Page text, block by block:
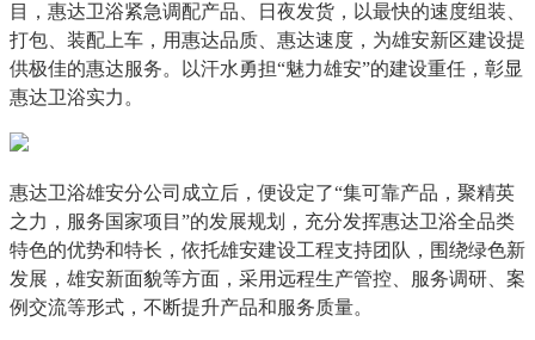
目，惠达卫浴紧急调配产品、日夜发货，以最快的速度组装、
打包、装配上车，用惠达品质、惠达速度，为雄安新区建设提
供极佳的惠达服务。以汗水勇担“魅力雄安”的建设重任，彰显
惠达卫浴实力。
惠达卫浴雄安分公司成立后，便设定了“集可靠产品，聚精英
之力，服务国家项目”的发展规划，充分发挥惠达卫浴全品类
特色的优势和特长，依托雄安建设工程支持团队，围绕绿色新
发展，雄安新面貌等方面，采用远程生产管控、服务调研、案
例交流等形式，不断提升产品和服务质量。